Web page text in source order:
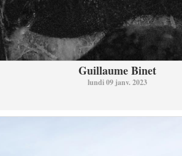
Guillaume Binet
lundi 09 janv. 2023